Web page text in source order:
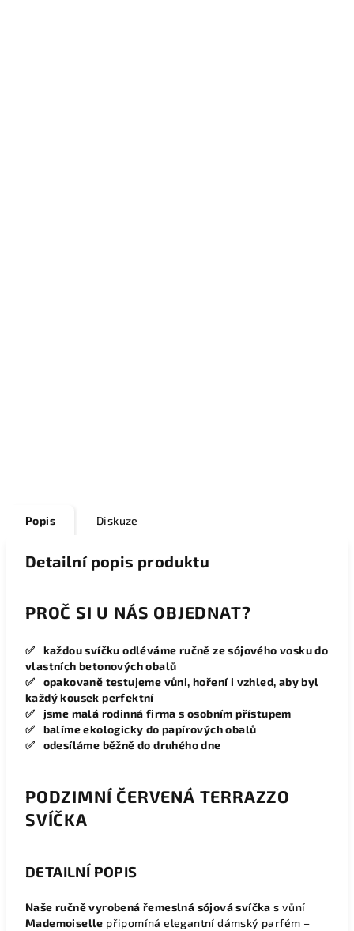
Popis Diskuze
Detailní popis produktu
PROČ SI U NÁS OBJEDNAT?
✅ každou svíčku odléváme ručně ze sójového vosku do
vlastních betonových obalů
✅ opakovaně testujeme vůni, hoření i vzhled, aby byl
každý kousek perfektní
✅ jsme malá rodinná firma s osobním přístupem
✅ balíme ekologicky do papírových obalů
✅ odesíláme běžně do druhého dne
PODZIMNÍ ČERVENÁ TERRAZZO
SVÍČKA
DETAILNÍ POPIS
Naše ručně vyrobená řemeslná sójová svíčka s vůní
Mademoiselle připomíná elegantní dámský parfém –